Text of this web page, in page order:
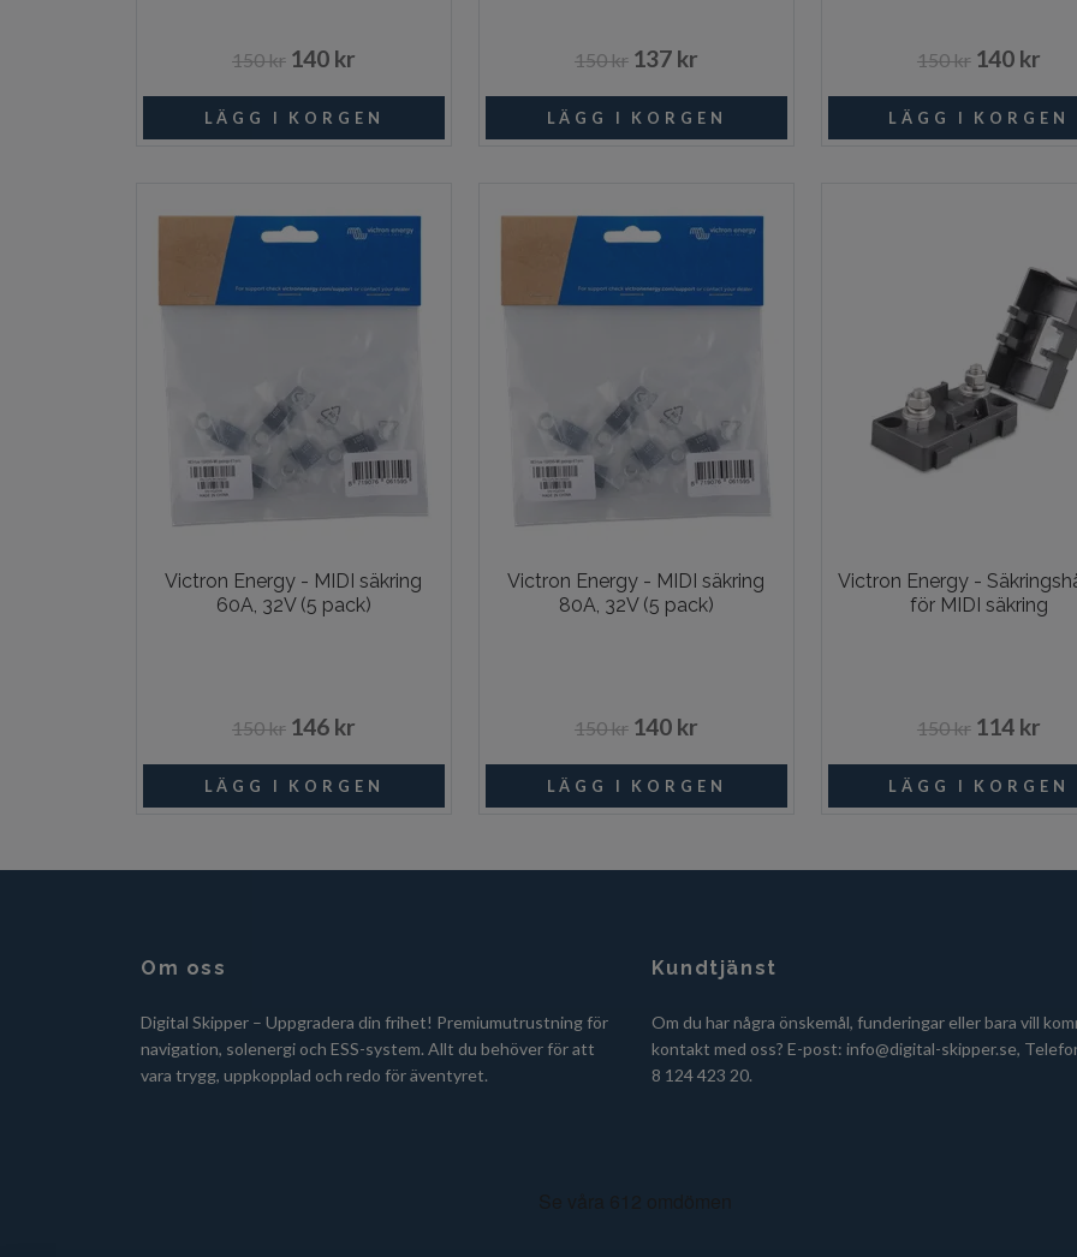
150 kr 140 kr
I lager
150 kr 137 kr
I lager
150 kr 140 kr
Victron Energy - MIDI säkring
60A, 32V (5 pack)
150 kr 146 kr
Beställningsvara
Victron Energy - MIDI säkring
80A, 32V (5 pack)
150 kr 140 kr
I lager
Victron Energy -
för MIDI säkring
150 kr 114 kr
Om oss
Digital Skipper – Uppgradera din frihet! Premiumutrustning för
navigation, solenergi och ESS-system. Allt du behöver för att
vara trygg, uppkopplad och redo för äventyret.
Kundtjänst
Om du har några önskemål, funderingar eller bara vill
kontakt med oss? E-post: info@digital-skipper.se,
8 124 423 20.